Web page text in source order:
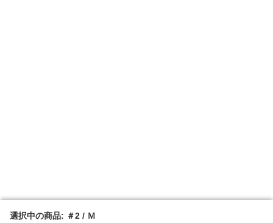
選択中の商品: ＃2 / Ｍ
選択中の商品: ＃2 / Ｍ